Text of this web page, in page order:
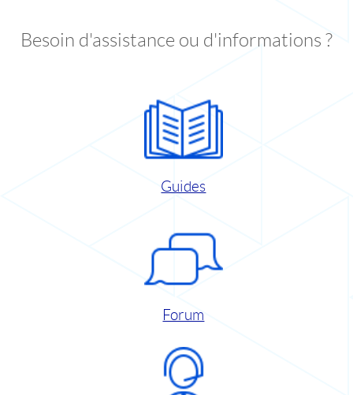
Besoin d'assistance ou d'informations ?
Guides
Forum